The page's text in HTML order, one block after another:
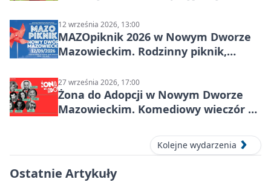
12 września 2026, 13:00
MAZOpiknik 2026 w Nowym Dworze
Mazowieckim. Rodzinny piknik,
27 września 2026, 17:00
Żona do Adopcji w Nowym Dworze
Mazowieckim. Komediowy wieczór w
Kolejne wydarzenia
Ostatnie Artykuły